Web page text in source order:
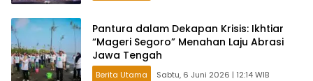
Pantura dalam Dekapan Krisis: Ikhtiar
“Mageri Segoro” Menahan Laju Abrasi
Jawa Tengah
Berita Utama Sabtu, 6 Juni 2026 | 12:14 WIB